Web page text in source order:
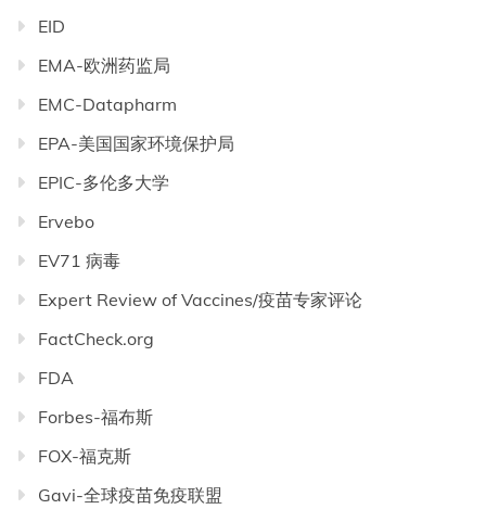
EID
EMA-欧洲药监局
EMC-Datapharm
EPA-美国国家环境保护局
EPIC-多伦多大学
Ervebo
EV71 病毒
Expert Review of Vaccines/疫苗专家评论
FactCheck.org
FDA
Forbes-福布斯
FOX-福克斯
Gavi-全球疫苗免疫联盟